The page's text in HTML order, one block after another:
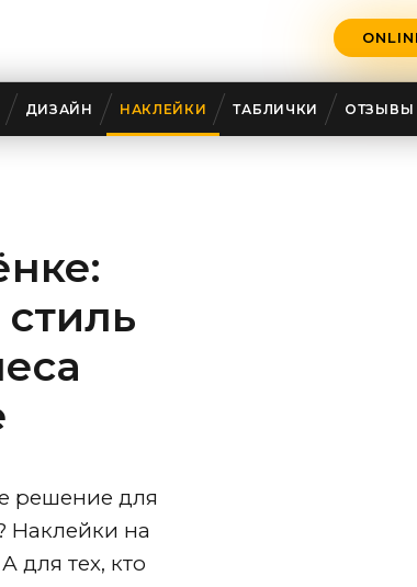
ДИЗАЙН НАКЛЕЙКИ ТАБЛИЧКИ ОТЗЫВЫ
решение для
Наклейки на
для тех, кто